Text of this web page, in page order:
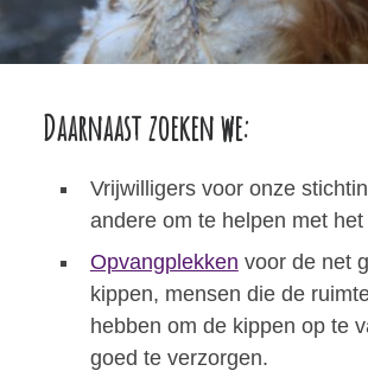
Daarnaast zoeken we:
Vrijwilligers voor onze
andere om te helpen met
Opvangplekken voor de net
kippen, mensen die de
hebben om de kippen op te
goed te verzorgen.